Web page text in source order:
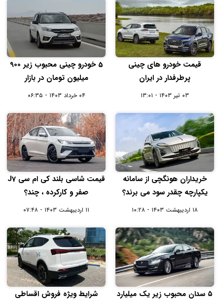
قیمت خودرو های چینی
پرطرفدار در ایران
۰۳ تیر ۱۴۰۳ - ۱۳:۰۱
5 خودرو چینی محبوب زیر 900
میلیون تومان در بازار
۰۴ خرداد ۱۴۰۳ - ۰۶:۳۵
خریداران هونگچی از سامانه
یکپارچه چقدر سود می برند؟
۱۸ اردیبهشت ۱۴۰۳ - ۱۰:۲۸
قیمت شاسی بلند کی ام سی J7
صفر و کارکرده ، چند؟
۱۱ اردیبهشت ۱۴۰۳ - ۰۷:۴۸
۵ سدان محبوب زیر یک میلیارد
شرایط ویژه فروش اقساطی